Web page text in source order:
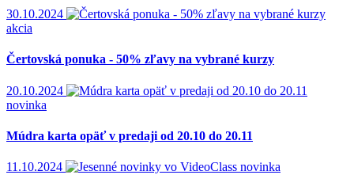
30.10.2024
akcia
Čertovská ponuka - 50% zľavy na vybrané kurzy
20.10.2024
novinka
Múdra karta opäť v predaji od 20.10 do 20.11
11.10.2024 novinka